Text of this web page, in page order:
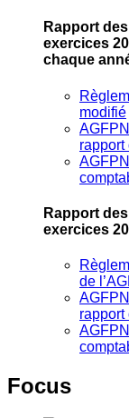
Rapport
exercices
chaque
modifié
rapport
Rapport
exercices
de
rapport
Focus